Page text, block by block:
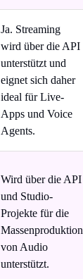
Ja. Streaming
wird über die API
unterstützt und
eignet sich daher
ideal für Live-
Apps und Voice
Agents.
Wird über die API
und Studio-
Projekte für die
Massenproduktion
von Audio
unterstützt.